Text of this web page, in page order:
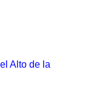
Alto de la